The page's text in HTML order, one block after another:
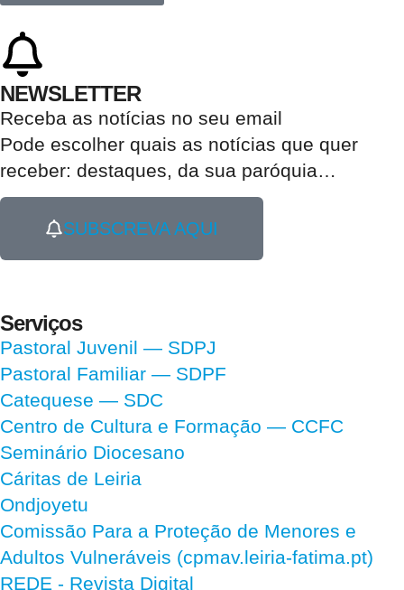
NEWSLETTER
Receba as notícias no seu email​
Pode escolher quais as notícias que quer
receber: destaques, da sua paróquia…
SUBSCREVA AQUI
Serviços
Pastoral Juvenil — SDPJ
Pastoral Familiar — SDPF
Catequese — SDC
Centro de Cultura e Formação — CCFC
Seminário Diocesano
Cáritas de Leiria
Ondjoyetu
Comissão Para a Proteção de Menores e
Adultos Vulneráveis (cpmav.leiria-fatima.pt)
REDE - Revista Digital